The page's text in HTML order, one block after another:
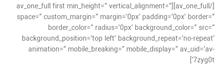
[/av_one_full][av_one_full first min_height=” vertical_alignment=”
space=” custom_margin=” margin=’0px’ padding=’0px’ border=”
border_color=” radius=’0px’ background_color=” src=”
background_position=’top left’ background_repeat=’no-repeat’
animation=” mobile_breaking=” mobile_display=” av_uid=’av-
7zyg0t’]